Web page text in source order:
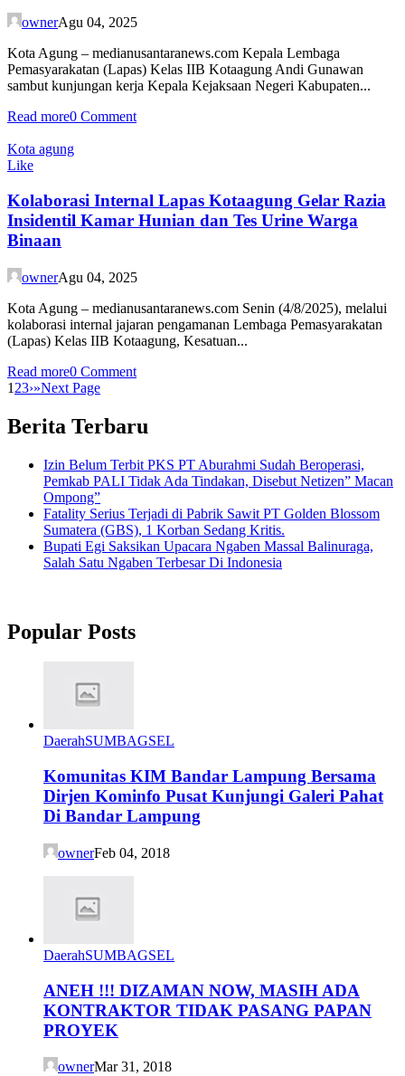
ownerAgu 04, 2025
Kota Agung – medianusantaranews.com Kepala Lembaga
Pemasyarakatan (Lapas) Kelas IIB Kotaagung Andi Gunawan
sambut kunjungan kerja Kepala Kejaksaan Negeri Kabupaten...
Read more0 Comment
Kota agung
Like
Kolaborasi Internal Lapas Kotaagung Gelar Razia
Insidentil Kamar Hunian dan Tes Urine Warga
Binaan
ownerAgu 04, 2025
Kota Agung – medianusantaranews.com Senin (4/8/2025), melalui
kolaborasi internal jajaran pengamanan Lembaga Pemasyarakatan
(Lapas) Kelas IIB Kotaagung, Kesatuan...
Read more0 Comment
1 23›»Next Page
Berita Terbaru
Izin Belum Terbit PKS PT Aburahmi Sudah Beroperasi,
Pemkab PALI Tidak Ada Tindakan, Disebut Netizen” Macan
Ompong”
Fatality Serius Terjadi di Pabrik Sawit PT Golden Blossom
Sumatera (GBS), 1 Korban Sedang Kritis.
Bupati Egi Saksikan Upacara Ngaben Massal Balinuraga,
Salah Satu Ngaben Terbesar Di Indonesia
Popular Posts
DaerahSUMBAGSEL
Komunitas KIM Bandar Lampung Bersama
Dirjen Kominfo Pusat Kunjungi Galeri Pahat
Di Bandar Lampung
ownerFeb 04, 2018
DaerahSUMBAGSEL
ANEH !!! DIZAMAN NOW, MASIH ADA
KONTRAKTOR TIDAK PASANG PAPAN
PROYEK
ownerMar 31, 2018